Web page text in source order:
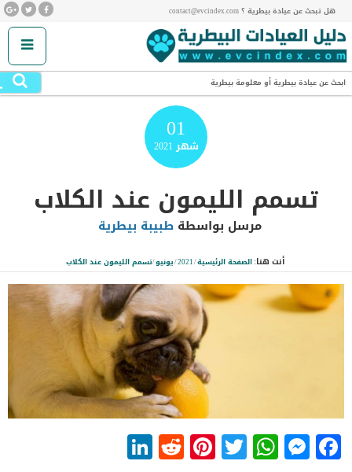
هل تبحث عن عيادة بيطرية ؟ contact@evcindex.com
ابحث عن عيادة بيطرية أو معلومة بيطرية
01شهر 2021
تسمم الليمون عند الكلاب
مرسل بواسطة طبيبة بيطرية
أنت هنا:الصفحة الرئيسية/
2021
/يونيو/تسمم الليمون عند الكلاب
Facebook
Messenger
WhatsApp
Twitter
Pinterest
Reddit